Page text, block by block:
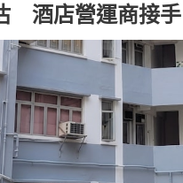
酒店營運商接手